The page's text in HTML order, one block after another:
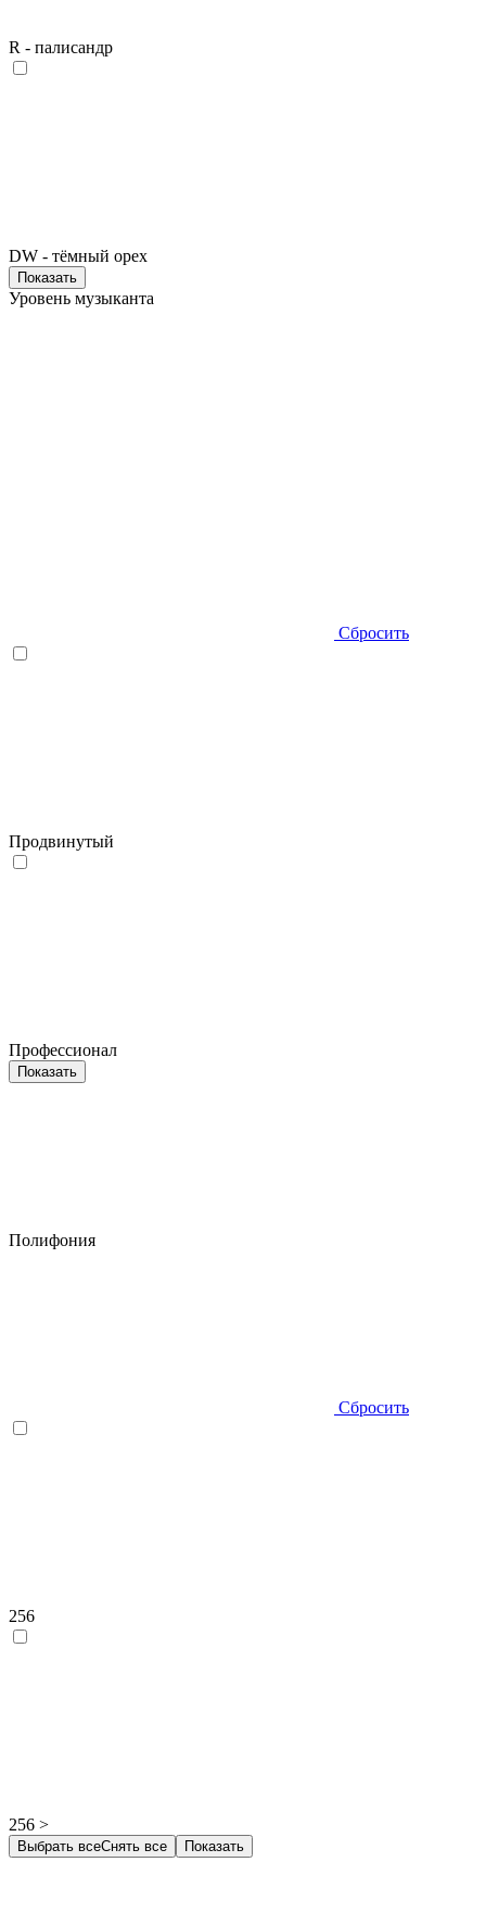
R - палисандр
DW - тёмный орех
Показать
Уровень музыканта
Сбросить
Продвинутый
Профессионал
Показать
Полифония
Сбросить
256
256 >
Выбрать всеСнять все Показать